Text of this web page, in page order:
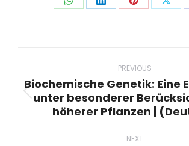
Share Share Share
PREVIOUS
Previous
post:
Biochemische Genetik: Eine
unter besonderer
höherer Pflanzen |
NEXT